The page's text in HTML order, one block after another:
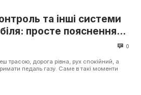
та інші системи
просте пояснення
0
трасою, дорога рівна, рух спокійний, а
педаль газу. Саме в такі моменти